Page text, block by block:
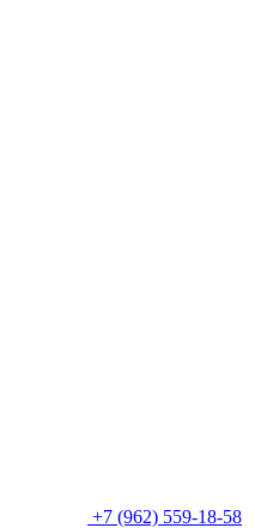
+7 (962) 559-18-58